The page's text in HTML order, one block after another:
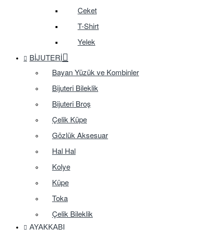
Ceket
T-Shirt
Yelek
BIJUTERI
Bayan Yüzük ve Kombinler
Bijuteri Bileklik
Bijuteri Broş
Çelik Küpe
Gözlük Aksesuar
Hal Hal
Kolye
Küpe
Toka
Çelik Bileklik
AYAKKABI